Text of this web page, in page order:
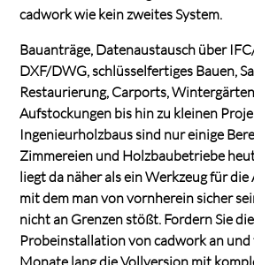
cadwork wie kein zweites System.
Bauanträge, Datenaustausch über
DXF/DWG, schlüsselfertiges Bauen,
Restaurierung, Carports,
Aufstockungen bis hin zu kleinen
Ingenieurholzbaus sind nur einige
Zimmereien und Holzbaubetriebe
liegt da näher als ein Werkzeug für
mit dem man von vornherein sicher
nicht an Grenzen stößt. Fordern Sie
Probeinstallation von cadwork an und
Monate lang die Vollversion mit